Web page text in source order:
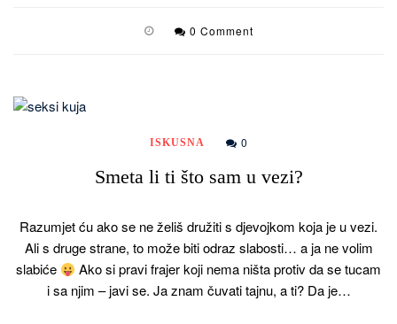
0 Comment
ISKUSNA 0
Smeta li ti što sam u vezi?
Razumjet ću ako se ne želiš družiti s djevojkom koja je u vezi.
Ali s druge strane, to može biti odraz slabosti… a ja ne volim
slabiće
Ako si pravi frajer koji nema ništa protiv da se tucam
i sa njim – javi se. Ja znam čuvati tajnu, a ti? Da je…